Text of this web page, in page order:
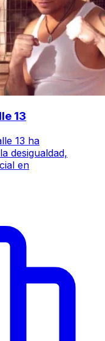
13
13 ha
desigualdad,
en